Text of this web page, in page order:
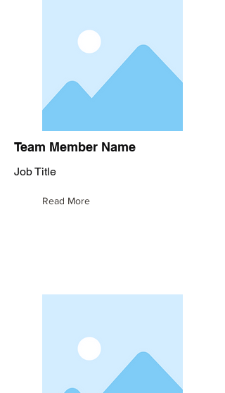
Team Member Name
Job Title
Read More